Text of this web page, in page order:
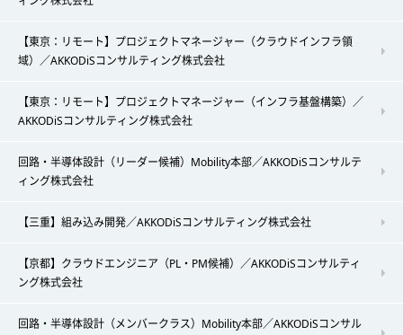
【東京：リモート】プロジェクトマネージャー（クラウドインフラ領
域）／AKKODiSコンサルティング株式会社
【東京：リモート】プロジェクトマネージャー（インフラ基盤構築）／
AKKODiSコンサルティング株式会社
回路・半導体設計（リーダー候補）Mobility本部／AKKODiSコンサルテ
ィング株式会社
【三重】組み込み開発／AKKODiSコンサルティング株式会社
【京都】クラウドエンジニア（PL・PM候補）／AKKODiSコンサルティ
ング株式会社
回路・半導体設計（メンバークラス）Mobility本部／AKKODiSコンサル